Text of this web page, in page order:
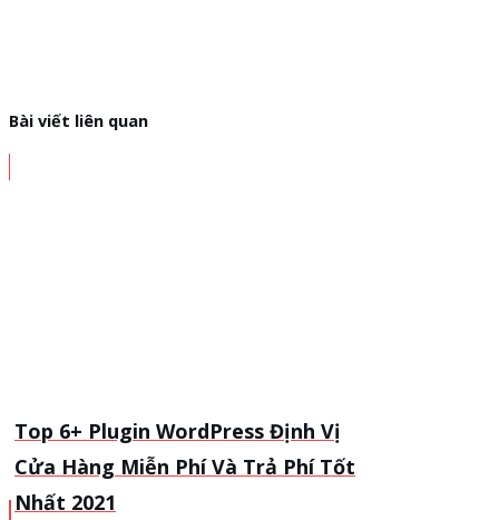
Bài viết liên quan
Top 6+ Plugin WordPress Định Vị
Cửa Hàng Miễn Phí Và Trả Phí Tốt
Nhất 2021